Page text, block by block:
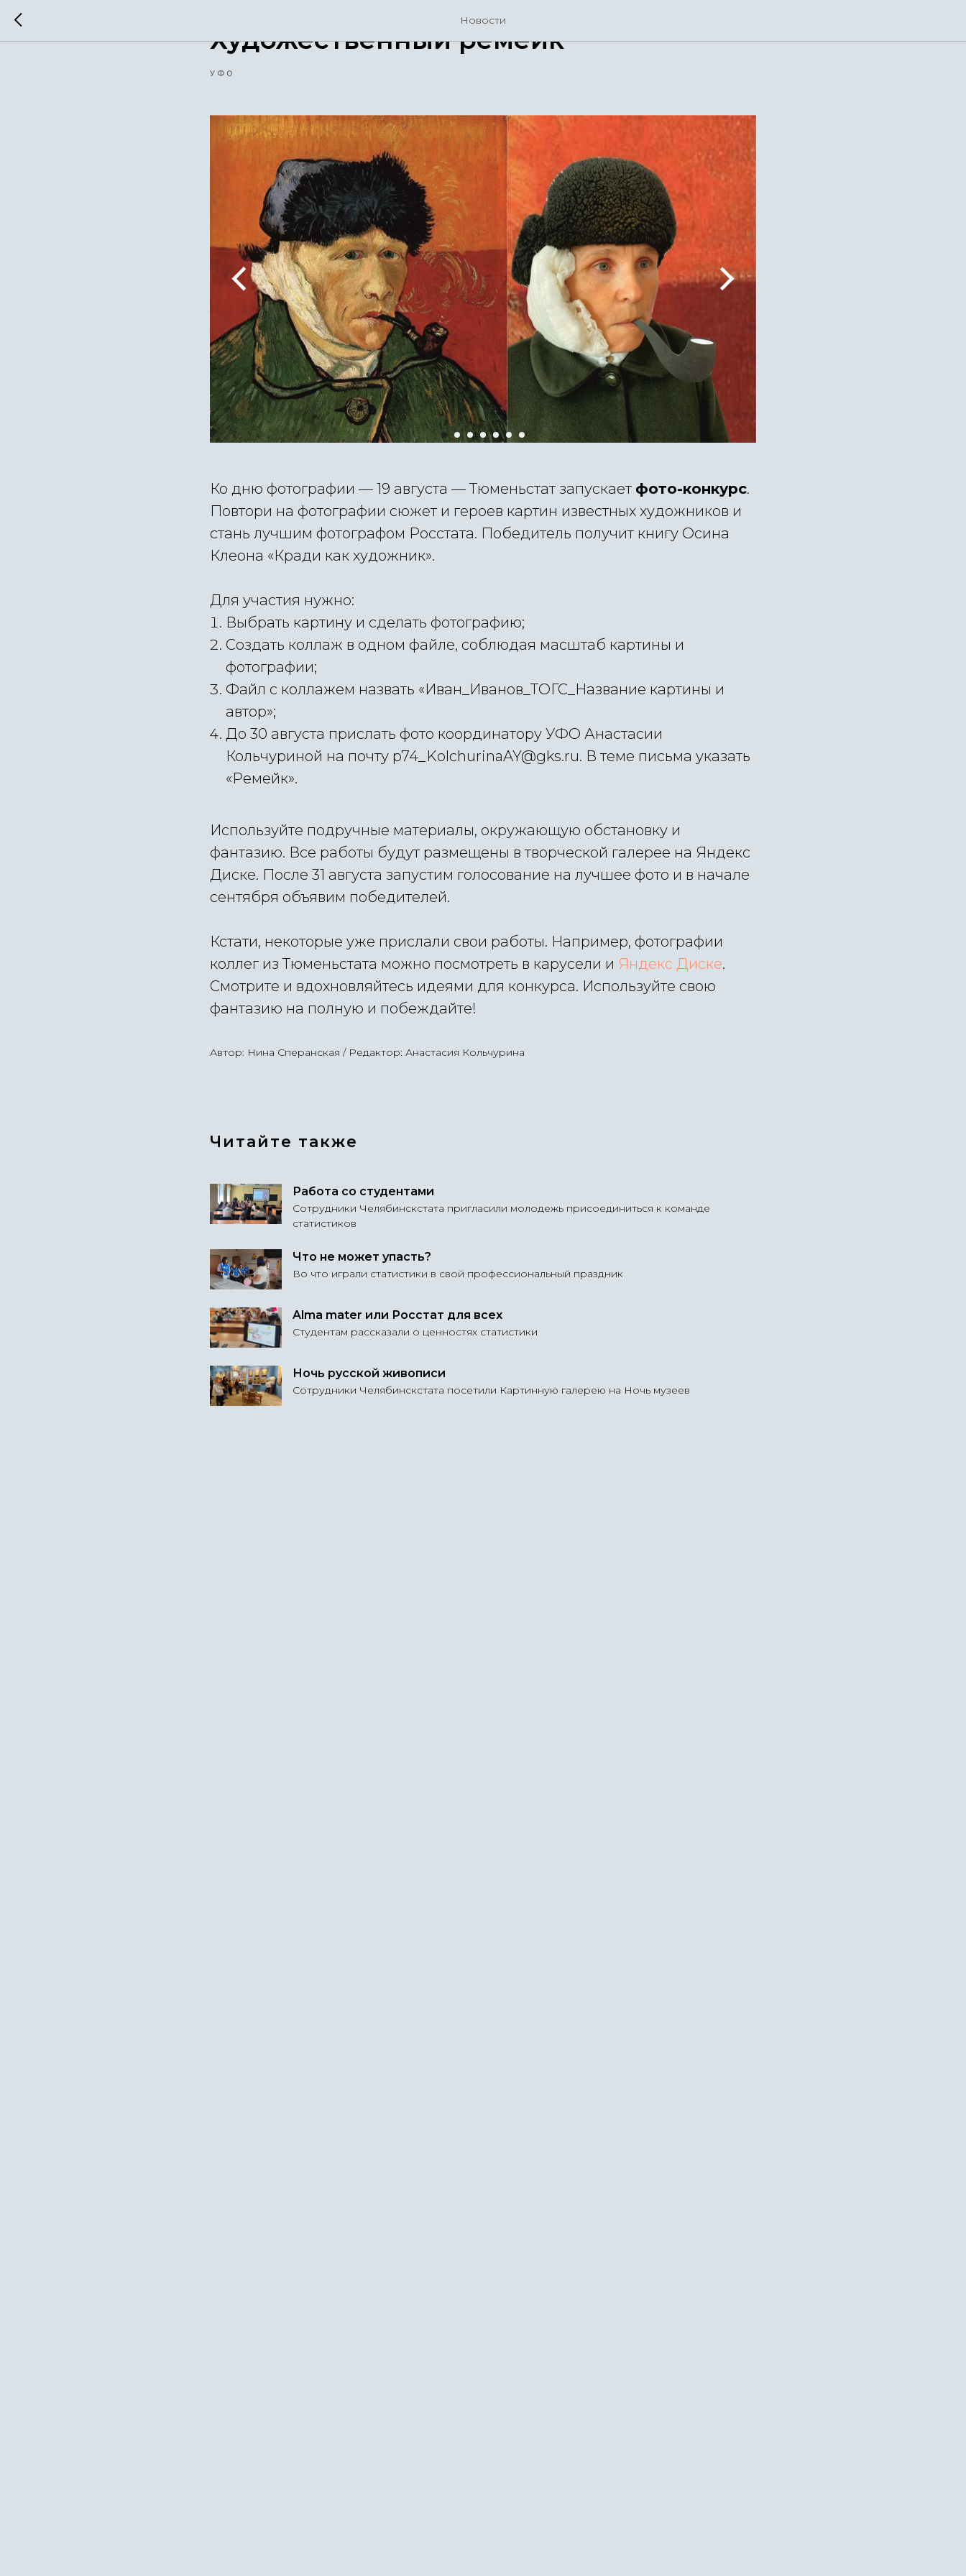
Новости
Художественный ремейк
УФО
Ко дню фотографии — 19 августа — Тюменьстат запускает фото-конкурс.
Повтори на фотографии сюжет и героев картин известных художников и
стань лучшим фотографом Росстата. Победитель получит книгу Осина
Клеона «Кради как художник».
Для участия нужно:
Выбрать картину и сделать фотографию;
Создать коллаж в одном файле, соблюдая масштаб картины и
фотографии;
Файл с коллажем назвать «Иван_Иванов_ТОГС_Название картины и
автор»;
До 30 августа прислать фото координатору УФО Анастасии
Кольчуриной на почту p74_KolchurinaAY@gks.ru. В теме письма указать
«Ремейк».
Используйте подручные материалы, окружающую обстановку и
фантазию. Все работы будут размещены в творческой галерее на Яндекс
Диске. После 31 августа запустим голосование на лучшее фото и в начале
сентября объявим победителей.
Кстати, некоторые уже прислали свои работы. Например, фотографии
коллег из Тюменьстата можно посмотреть в карусели и Яндекс Диске.
Смотрите и вдохновляйтесь идеями для конкурса. Используйте свою
фантазию на полную и побеждайте!
Автор: Нина Сперанская / Редактор: Анастасия Кольчурина
Читайте также
Работа со студентами
Сотрудники Челябинскстата пригласили молодежь присоединиться к команде
статистиков
Что не может упасть?
Во что играли статистики в свой профессиональный праздник
Alma mater или Росстат для всех
Студентам рассказали о ценностях статистики
Ночь русской живописи
Сотрудники Челябинскстата посетили Картинную галерею на Ночь музеев